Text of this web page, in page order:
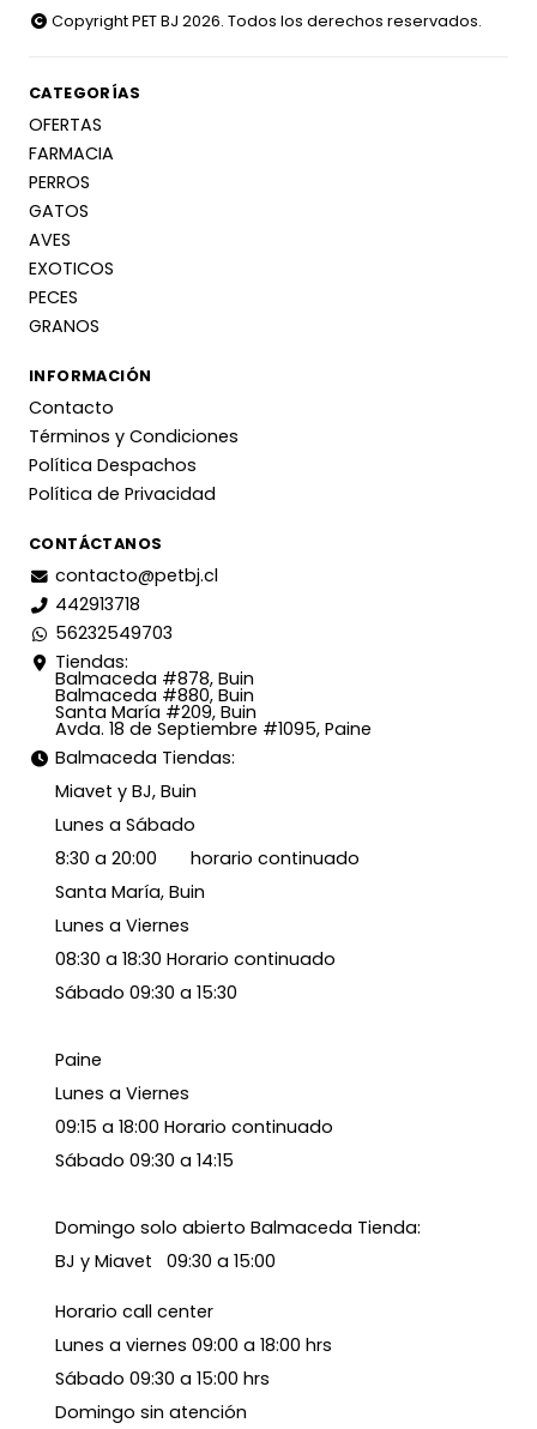
Copyright PET BJ 2026. Todos los derechos reservados.
CATEGORÍAS
OFERTAS
FARMACIA
PERROS
GATOS
AVES
EXOTICOS
PECES
GRANOS
INFORMACIÓN
Contacto
Términos y Condiciones
Política Despachos
Política de Privacidad
CONTÁCTANOS
contacto@petbj.cl
442913718
56232549703
Tiendas:
Balmaceda #878, Buin
Balmaceda #880, Buin
Santa María #209, Buin
Avda. 18 de Septiembre #1095, Paine
Balmaceda Tiendas:
Miavet y BJ, Buin
Lunes a Sábado
8:30 a 20:00 horario continuado
Santa María, Buin
Lunes a Viernes
08:30 a 18:30 Horario continuado
Sábado 09:30 a 15:30
Paine
Lunes a Viernes
09:15 a 18:00 Horario continuado
Sábado 09:30 a 14:15
Domingo solo abierto Balmaceda Tienda:
BJ y Miavet 09:30 a 15:00
Horario call center
Lunes a viernes 09:00 a 18:00 hrs
Sábado 09:30 a 15:00 hrs
Domingo sin atención